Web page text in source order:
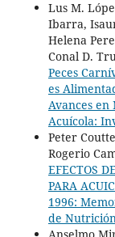
Lus M.
Ibarra,
Helena
Conal D.
Peces
es
Avances
Acuícola:
Peter
Rogerio
EFECTOS
PARA
1996:
de